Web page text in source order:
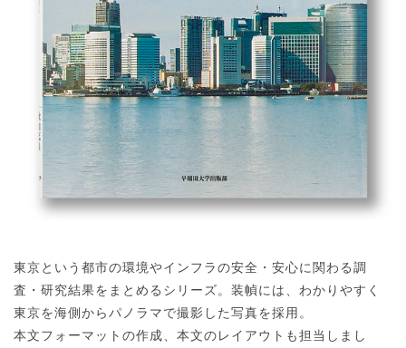
東京という都市の環境やインフラの安全・安心に関わる調
査・研究結果をまとめるシリーズ。装幀には、わかりやすく
東京を海側からパノラマで撮影した写真を採用。
本文フォーマットの作成、本文のレイアウトも担当しまし